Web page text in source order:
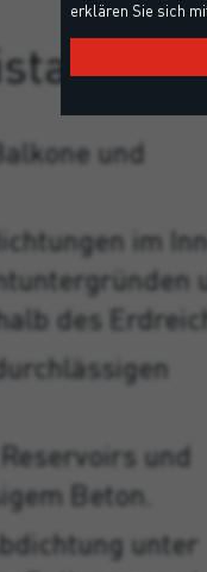
und
im
des
und
Beton.
unter
erklären Sie sich